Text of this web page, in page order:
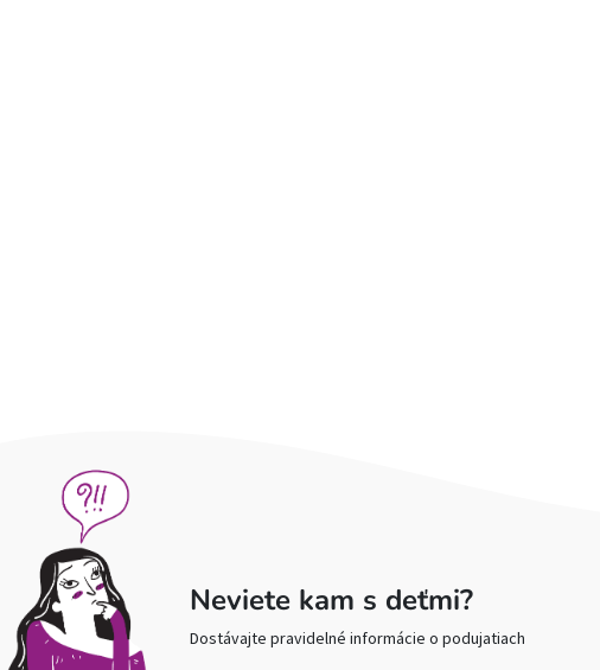
Neviete kam s deťmi?
Dostávajte pravidelné informácie o podujatiach